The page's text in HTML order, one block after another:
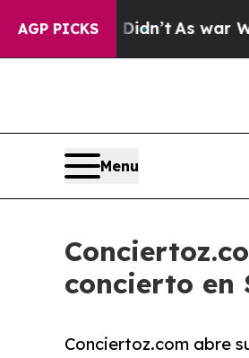
AGP PICKS
it Didn’t As war With
Menu
concierto en
Conciertoz.com abre